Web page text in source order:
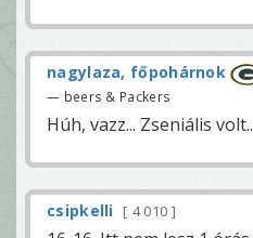
nagylaza, főpohárnok
— beers & Packers
Húh, vazz... Zseniális
csipkelli 4 010